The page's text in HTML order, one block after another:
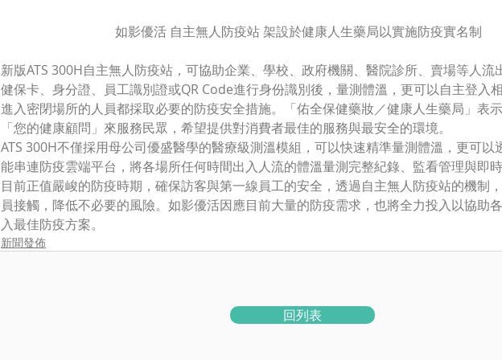
如影優活 自主無人防疫站 架設於健康人生藥局以實施防疫實名制
新版ATS 300H自主無人防疫站，可協助企業、學校、政府機關、醫院診所、賣場等人流
健保卡、身分證、員工識別證或QR Code進行身份識別後，量測體溫，更可以自主登入
進入密閉場所的人員都採取必要的防疫安全措施。「佑全保健藥妝／健康人生藥局」表
「您的健康顧問」來服務民眾，希望提供對消費者最佳的服務與最安全的環境。
ATS 300H不僅採用母公司優盛醫學的醫療級測溫模組，可以快速精準量測體溫，更可以
能串連防疫雲端平台，將各場所任何時間出入人流的體溫量測完整紀錄、監看管理與即時
目前正值嚴峻的防疫時期，確保訪客與第一線員工的安全，透過自主無人防疫站的機制
員接觸，降低不必要的風險。如影優活因應目前大量的防疫需求，也將全力投入以協助
入最佳防疫方案。
新聞發佈
回列表